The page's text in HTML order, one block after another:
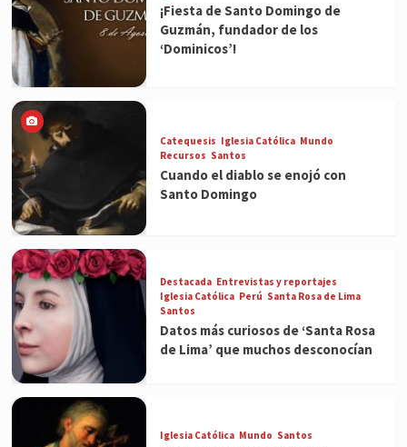
¡Fiesta de Santo Domingo de
Guzmán, fundador de los
‘Dominicos’!
Catequesis Iglesia Católica Mundo
Recursos Santos
Cuando el diablo se enojó con
Santo Domingo
Destacada Entrevistas y reportajes
Iglesia Católica Perú Santa Rosa de Lima
Santos
Datos más curiosos de ‘Santa Rosa
de Lima’ que muchos desconocían
Iglesia Católica Mundo Santos